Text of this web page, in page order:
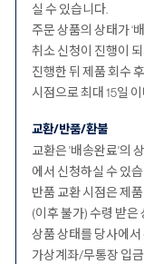
실 수 있습니다.
주문 상품의 상태가 ‘
취소 신청이 진행이
진행한 뒤 제품 회수
시점으로 최대 15일
교환/반품/환불
교환은 '배송완료'의
에서 신청하실 수 있
반품 교환 시점은 제
(이후 불가) 수령 받
상품 상태를 당사에
가상계좌/무통장 입